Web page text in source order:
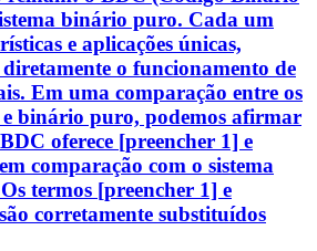
binário puro. Cada um
e aplicações únicas,
o funcionamento de
Em uma comparação entre os
e binário puro, podemos afirmar
oferece [preencher 1] e
comparação com o sistema
termos [preencher 1] e
corretamente substituídos